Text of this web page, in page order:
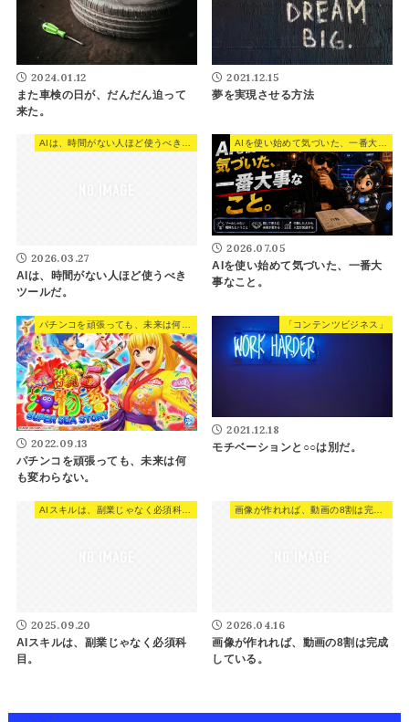
2024.01.12
また車検の日が、だんだん迫って
来た。
2021.12.15
夢を実現させる方法
2026.03.27
AIは、時間がない人ほど使うべき
ツールだ。
2026.07.05
AIを使い始めて気づいた、一番大
事なこと。
2022.09.13
パチンコを頑張っても、未来は何
も変わらない。
「コンテンツビジネス」
2021.12.18
モチベーションと○○は別だ。
2025.09.20
AIスキルは、副業じゃなく必須科
目。
2026.04.16
画像が作れれば、動画の8割は完成
している。